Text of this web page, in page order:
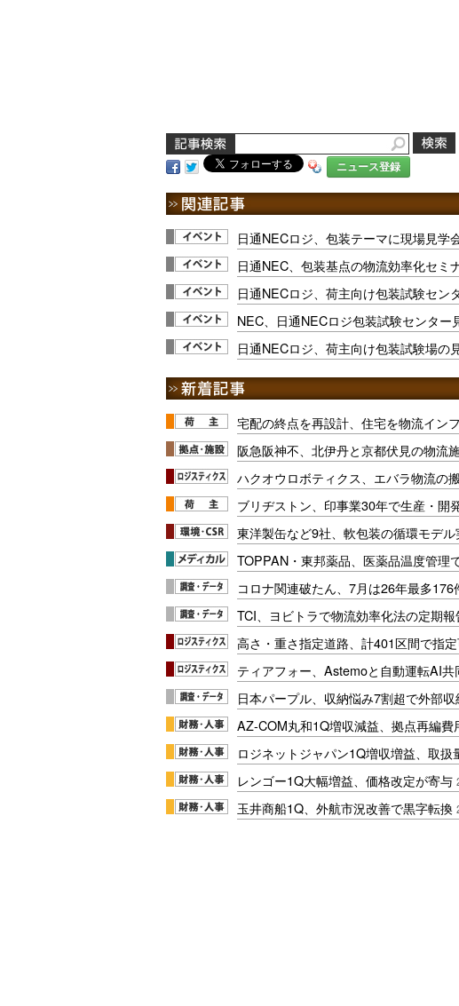
ニュース登録
日通NECロジ、包装テーマに現場見学
日通NEC、包装基点の物流効率化セミ
日通NECロジ、荷主向け包装試験セン
NEC、日通NECロジ包装試験センター
日通NECロジ、荷主向け包装試験場の
宅配の終点を再設計、住宅を物流イン
阪急阪神不、北伊丹と京都伏見の物流
ハクオウロボティクス、エバラ物流の
ブリヂストン、印事業30年で生産・開
東洋製缶など9社、軟包装の循環モデル
TOPPAN・東邦薬品、医薬品温度管理
コロナ関連破たん、7月は26年最多176
TCI、ヨビトラで物流効率化法の定期報
高さ・重さ指定道路、計401区間で指
ティアフォー、Astemoと自動運転AI共
日本パープル、収納悩み7割超で外部収
AZ-COM丸和1Q増収減益、拠点再編費
ロジネットジャパン1Q増収増益、取扱
レンゴー1Q大幅増益、価格改定が寄与
玉井商船1Q、外航市況改善で黒字転換